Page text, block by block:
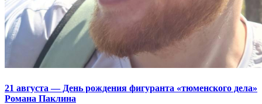
21 августа — День рождения фигуранта «тюменского дела»
Романа Паклина